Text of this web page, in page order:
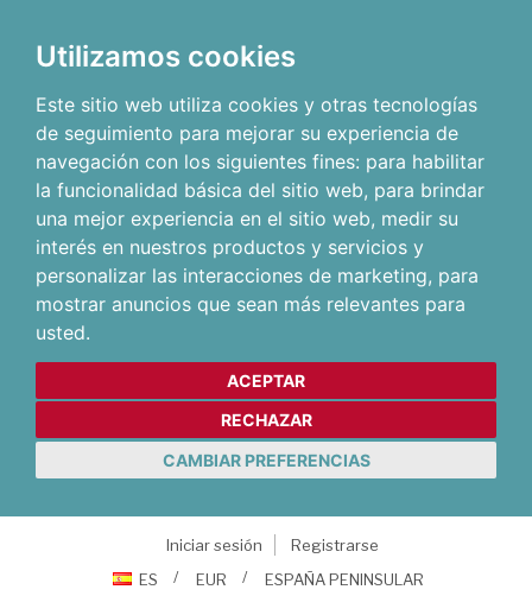
Utilizamos cookies
Este sitio web utiliza cookies y otras tecnologías
de seguimiento para mejorar su experiencia de
navegación con los siguientes fines: para habilitar
la funcionalidad básica del sitio web, para brindar
una mejor experiencia en el sitio web, medir su
interés en nuestros productos y servicios y
personalizar las interacciones de marketing, para
mostrar anuncios que sean más relevantes para
usted.
ACEPTAR
RECHAZAR
CAMBIAR PREFERENCIAS
Iniciar sesión
Registrarse
ES
EUR ESPAÑA PENINSULAR